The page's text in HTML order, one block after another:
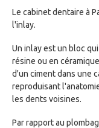
Le cabinet dentaire à
l'inlay.
Un inlay est un bloc
résine ou en
d'un ciment dans une
reproduisant
les dents voisines.
Par rapport au